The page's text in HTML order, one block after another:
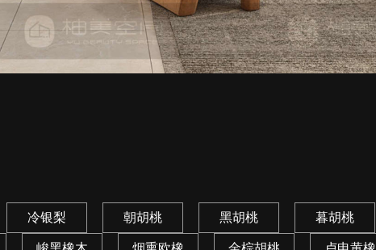
冷银梨 朝胡桃 黑胡桃 暮胡桃